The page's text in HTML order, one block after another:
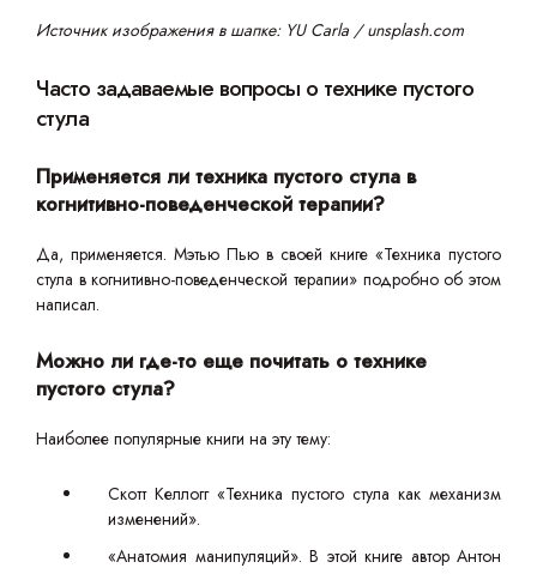
Источник изображения в шапке: YU Carla / unsplash.com
Часто задаваемые вопросы о технике пустого
стула
Применяется ли техника пустого стула в
когнитивно-поведенческой терапии?
Да, применяется. Мэтью Пью в своей книге «Техника пустого
стула в когнитивно-поведенческой терапии» подробно об этом
написал.
Можно ли где-то еще почитать о технике
пустого стула?
Наиболее популярные книги на эту тему:
Скотт Келлогг «Техника пустого стула как механизм
изменений».
«Анатомия манипуляций». В этой книге автор Антон